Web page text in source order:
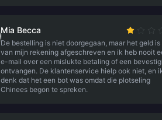
Mia Becca
De bestelling is niet doorgegaan, maar het geld is
van mijn rekening afgeschreven en ik heb nooit
e-mail over een mislukte betaling of een
ontvangen. De klantenservice hielp ook niet, en
denk dat het een bot was omdat die plotseling
Chinees begon te spreken.